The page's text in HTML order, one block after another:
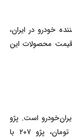
خودرو در ایران،
محصولات این
است. پژو
پارس با قیمت ۱ میلیارد و ۴۴۰ میلیون تومان، پژو ۲۰۷ با